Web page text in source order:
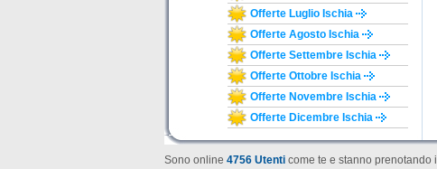
Offerte Luglio Ischia
Offerte Agosto Ischia
Offerte Settembre Ischia
Offerte Ottobre Ischia
Offerte Novembre Ischia
Offerte Dicembre Ischia
Sono online 4756 Utenti come te e stanno prenotando